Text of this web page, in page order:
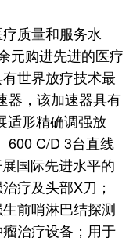
质量和服务水
元购进先进的医疗
世界放疗技术最
器，该加速器具有
适形精确调强放
600 C/D 3台直线
国际先进水平的
疗及头部X刀；
前哨淋巴结探测
治疗设备；用于